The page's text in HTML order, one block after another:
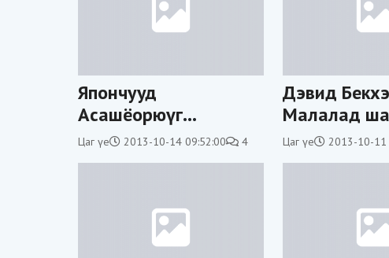
Япончууд
Асашёорюүг
шагнахаар болжээ
Цаг үе 2013-10-14 09:52:00 4
Дэвид
Малалад
гардуулав
Цаг үе 2013-10-11